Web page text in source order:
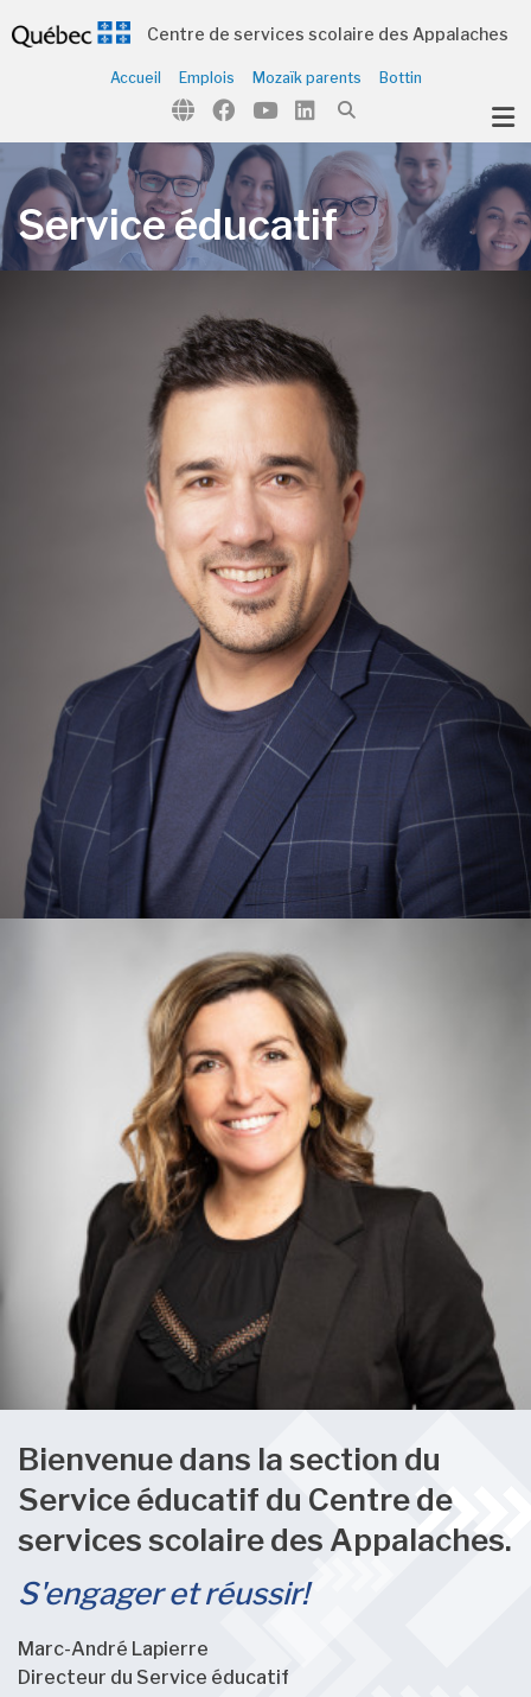
(Notre organisation )
(Écoles et centres )
(Parents et élèves )
(Citoyens )
Centre de services scolaire des Appalaches
Accueil Emplois Mozaïk parents Bottin
Service éducatif
Bienvenue dans la section du
Service éducatif du Centre de
services scolaire des Appalaches.
S'engager et réussir!
Marc-André Lapierre
Directeur du Service éducatif